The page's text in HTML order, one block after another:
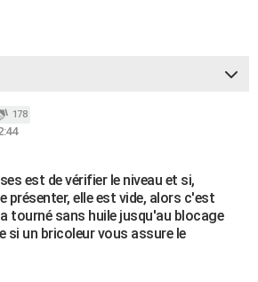
178
est de vérifier le niveau et si,
présenter, elle est vide, alors c'est
tourné sans huile jusqu'au blocage
si un bricoleur vous assure le